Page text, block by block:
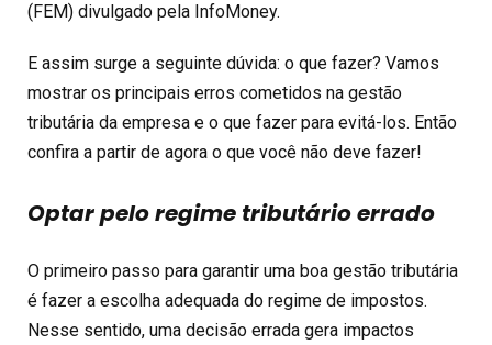
(FEM) divulgado pela InfoMoney.
E assim surge a seguinte dúvida: o que fazer? Vamos
mostrar os principais erros cometidos na gestão
tributária da empresa e o que fazer para evitá-los. Então
confira a partir de agora o que você não deve fazer!
Optar pelo regime tributário errado
O primeiro passo para garantir uma boa gestão tributária
é fazer a escolha adequada do regime de impostos.
Nesse sentido, uma decisão errada gera impactos